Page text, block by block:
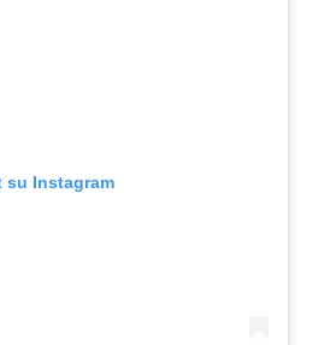
su Instagram